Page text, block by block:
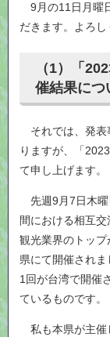
9月の11日月曜
だきます。よろし
（1）「
催結果につ
それでは、発表
りますが、「
て申し上げます。
先週9月7日木曜
間における相互
観光業界のトッ
県にて開催され
1回が台湾で開催
ているものです。
私も本県が主催